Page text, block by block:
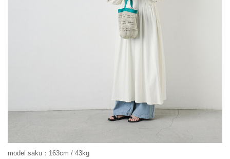
model saku：163cm / 43kg